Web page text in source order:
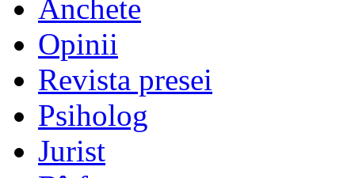
Anchete
Opinii
Revista presei
Psiholog
Jurist